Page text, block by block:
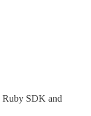
Ruby SDK and